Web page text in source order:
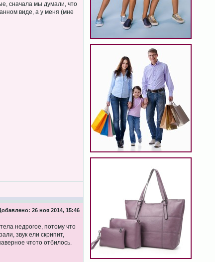
сначала мы думали, что
виде, а у меня (мне
26 ноя 2014, 15:46
недрогое, потому что
звук ели скрипит,
чтото отбилось.